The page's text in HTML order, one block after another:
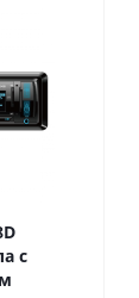
с